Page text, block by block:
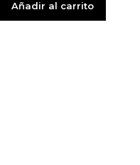
Añadir al carrito